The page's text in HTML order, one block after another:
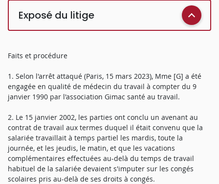
Exposé du litige
Faits et procédure
1. Selon l'arrêt attaqué (Paris, 15 mars 2023), Mme [G] a été
engagée en qualité de médecin du travail à compter du 9
janvier 1990 par l'association Gimac santé au travail.
2. Le 15 janvier 2002, les parties ont conclu un avenant au
contrat de travail aux termes duquel il était convenu que la
salariée travaillait à temps partiel les mardis, toute la
journée, et les jeudis, le matin, et que les vacations
complémentaires effectuées au-delà du temps de travail
habituel de la salariée devaient s'imputer sur les congés
scolaires pris au-delà de ses droits à congés.